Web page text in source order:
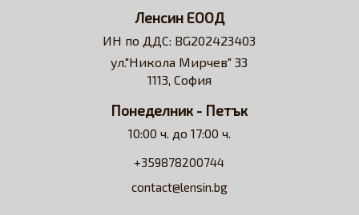
пазаруването в бързо, лесно, удобно и изгодно
решение за всеки потребител на контактни лещи.
Достъпни сме за професионални съвети и
съдействие относно избора на контактни лещи и
Ленсин ЕООД
ИН по ДДС: BG202423403
ул."Никола Мирчев" 33
1113, София
Понеделник - Петък
10:00 ч. до 17:00 ч.
+359878200744
contact@lensin.bg